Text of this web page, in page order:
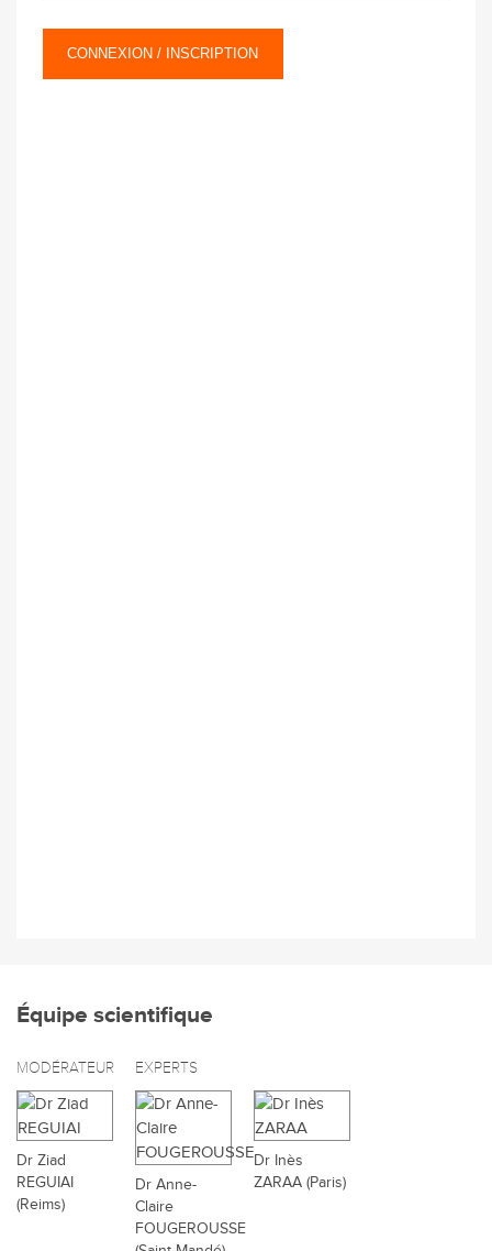
CONNEXION / INSCRIPTION
Équipe scientifique
MODÉRATEUR
Dr Ziad
REGUIAI
(Reims)
EXPERTS
Dr Anne-
Claire
FOUGEROUSSE
Dr Inès
ZARAA (Paris)